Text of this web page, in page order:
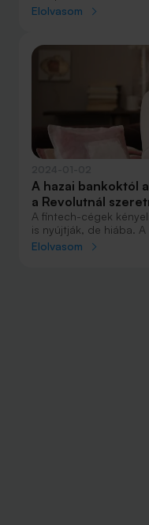
gombnyomással
Elolvasom
A hazai bankoktól
a Revolutnál
A fintech-cégek
is nyújtják, de hiába.
hozzá másodlagos
Elolvasom